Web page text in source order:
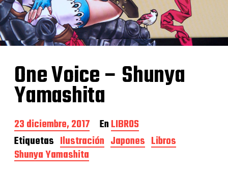
One Voice – Shunya
Yamashita
F
e
c
h
a
23 diciembre, 2017 EnLIBROS
Etiquetas Ilustración Japones Libros
Shunya Yamashita